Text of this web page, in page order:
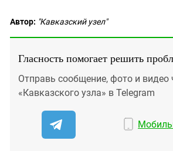
Автор: "Кавказский узел"
Гласность помогает решить
Отправь сообщение, фото и видео
«Кавказского узла» в Telegram